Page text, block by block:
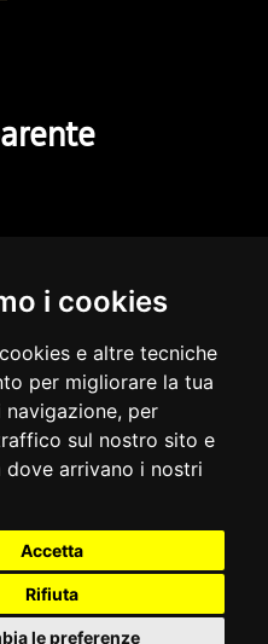
i cookies
e altre tecniche
per migliorare la tua
navigazione, per
sul nostro sito e
dove arrivano i nostri
Accetta
Rifiuta
le preferenze
riservati
Codice Fiscale, Iscrizione
02431160304
coordinamento da parte
Note legali